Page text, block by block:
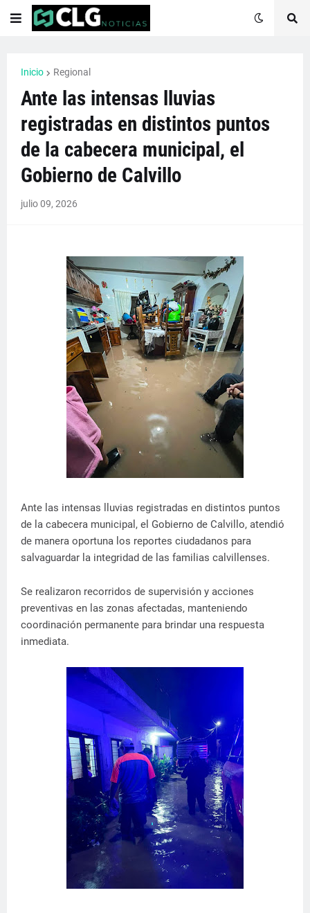
Inicio Regional
Ante las intensas lluvias
registradas en distintos puntos
de la cabecera municipal, el
Gobierno de Calvillo
julio 09, 2026
Ante las intensas lluvias registradas en distintos puntos
de la cabecera municipal, el Gobierno de Calvillo, atendió
de manera oportuna los reportes ciudadanos para
salvaguardar la integridad de las familias calvillenses.
Se realizaron recorridos de supervisión y acciones
preventivas en las zonas afectadas, manteniendo
coordinación permanente para brindar una respuesta
inmediata.